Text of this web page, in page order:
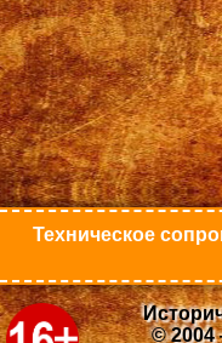
Техническое
© 2004